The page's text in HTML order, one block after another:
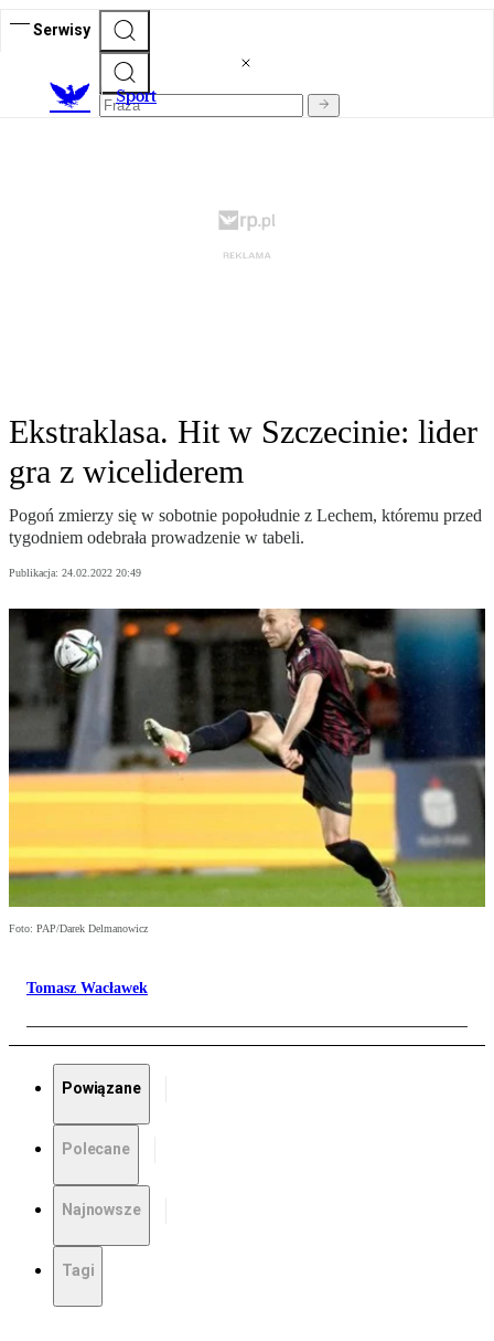
Serwisy
Sport
Ekstraklasa. Hit w Szczecinie: lider
gra z wiceliderem
Pogoń zmierzy się w sobotnie popołudnie z Lechem, któremu przed
tygodniem odebrała prowadzenie w tabeli.
Publikacja: 24.02.2022 20:49
Foto: PAP/Darek Delmanowicz
Tomasz Wacławek
Powiązane
Polecane
Najnowsze
Tagi